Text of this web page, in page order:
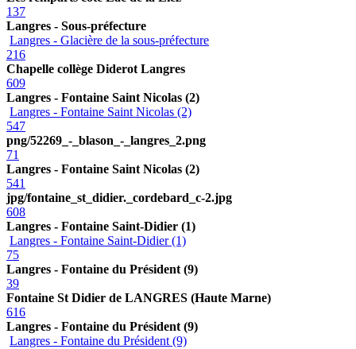
137
Langres - Sous-préfecture
Langres - Glacière de la sous-préfecture
216
Chapelle collège Diderot Langres
609
Langres - Fontaine Saint Nicolas (2)
Langres - Fontaine Saint Nicolas (2)
547
png/52269_-_blason_-_langres_2.png
71
Langres - Fontaine Saint Nicolas (2)
541
jpg/fontaine_st_didier._cordebard_c-2.jpg
608
Langres - Fontaine Saint-Didier (1)
Langres - Fontaine Saint-Didier (1)
75
Langres - Fontaine du Président (9)
39
Fontaine St Didier de LANGRES (Haute Marne)
616
Langres - Fontaine du Président (9)
Langres - Fontaine du Président (9)